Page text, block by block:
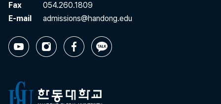
Fax
054.260.1809
E-mail
admissions@handong.edu